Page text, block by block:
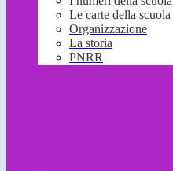
Le carte della scuola
Organizzazione
La storia
PNRR